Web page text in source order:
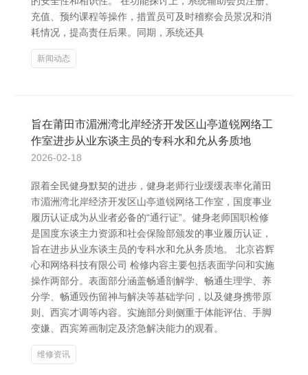
充值、预约课程等操作，措置员可及时稽察会员景况和消
耗情况，提高责任后果。同期，系统还具
新闻动态
旨在莆田市湄洲湾北岸经济开发区山亭道锐网络工
作室进步从业东谈主员的专科水和允从务质地
2026-02-18
跟着全民健身默契的进步，健身老师行业缓缓表率化莆田
市湄洲湾北岸经济开发区山亭道锐网络工作室，国度事业
履历认证成为从业者必备的“通行证”。健身老师国职检修
是国度东谈主力资源和社会保险部颁发的事业履历认证，
旨在进步从业东谈主员的专科水和允从务质地。 北京咨辉
心和网络科技有限公司 检修内容主要包括表面学问和实施
操作两部分。表面部分涵盖畅通剖解学、畅通生理学、养
分学、畅通毁伤留神与解决等基础学问，以及健身携带原
则、西宾才调等内容。实施部分则侧重于体能评估、手脚
变嫌、西宾筹画制定及济急解决能力的观看。
维修资讯